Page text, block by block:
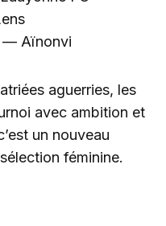
— Aïnonvi
aguerries, les
avec ambition et
un nouveau
féminine.